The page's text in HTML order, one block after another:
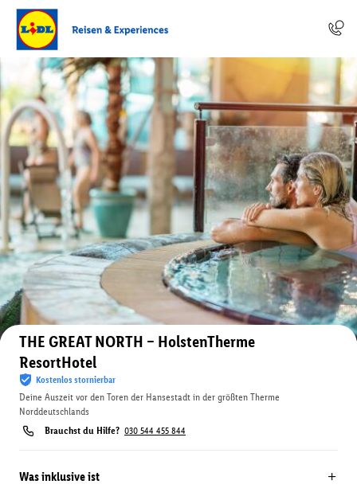
Auf der Karte anzeigen
THE GREAT NORTH – HolstenTherme
ResortHotel
Kostenlos stornierbar
Deine Auszeit vor den Toren der Hansestadt in der größten Therme
Norddeutschlands
Brauchst du Hilfe? 030 544 455 844
Was inklusive ist